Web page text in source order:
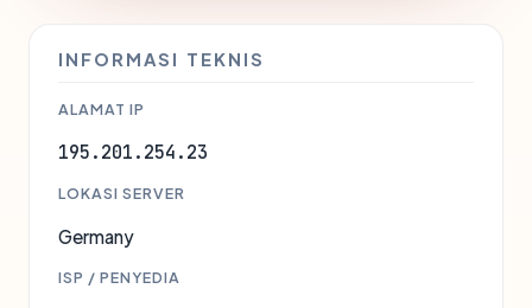
INFORMASI TEKNIS
ALAMAT IP
195.201.254.23
LOKASI SERVER
Germany
ISP / PENYEDIA